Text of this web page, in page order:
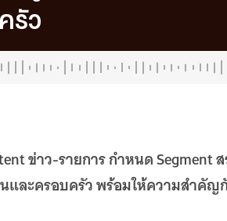
รัว
ข่าว-รายการ กำหนด Segment
นและครอบครัว พร้อมให้ความสำ